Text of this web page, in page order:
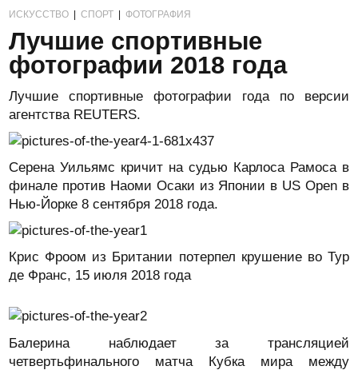
ИСКУССТВО |СПОРТ |ФОТОГРАФИЯ
Лучшие спортивные
фотографии 2018 года
Лучшие спортивные фотографии года по версии
агентства REUTERS.
Серена Уильямс кричит на судью Карлоса Рамоса в
финале против Наоми Осаки из Японии в US Open в
Нью-Йорке 8 сентября 2018 года.
Крис Фроом из Британии потерпел крушение во Тур
де Франс, 15 июля 2018 года
Балерина наблюдает за трансляцией
четвертьфинального матча Кубка мира между